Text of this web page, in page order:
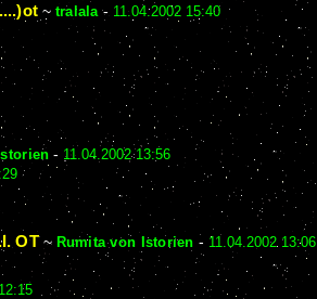
~ tralala- 11.04.2002 15:40
- 11.04.2002 13:56
OT~ Rumita von Istorien - 11.04.2002 13:06